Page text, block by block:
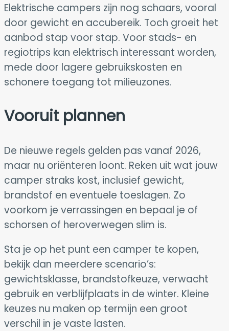
Elektrische campers zijn nog schaars, vooral
door gewicht en accubereik. Toch groeit het
aanbod stap voor stap. Voor stads- en
regiotrips kan elektrisch interessant worden,
mede door lagere gebruikskosten en
schonere toegang tot milieuzones.
Vooruit plannen
De nieuwe regels gelden pas vanaf 2026,
maar nu oriënteren loont. Reken uit wat jouw
camper straks kost, inclusief gewicht,
brandstof en eventuele toeslagen. Zo
voorkom je verrassingen en bepaal je of
schorsen of heroverwegen slim is.
Sta je op het punt een camper te kopen,
bekijk dan meerdere scenario’s:
gewichtsklasse, brandstofkeuze, verwacht
gebruik en verblijfplaats in de winter. Kleine
keuzes nu maken op termijn een groot
verschil in je vaste lasten.